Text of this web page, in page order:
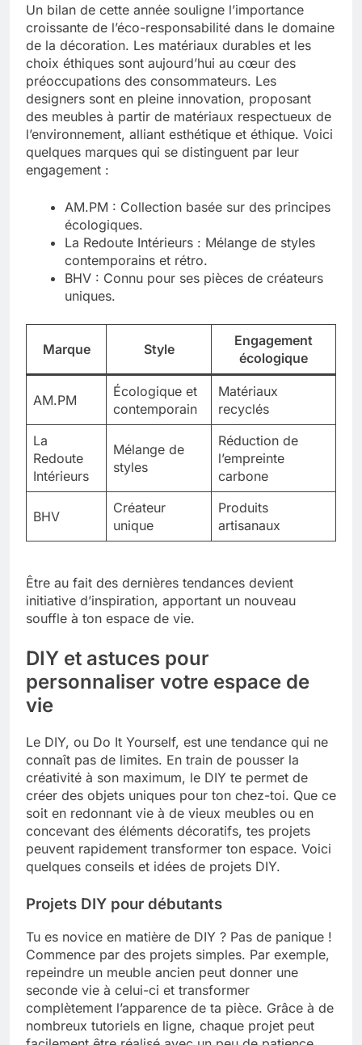
Un bilan de cette année souligne l’importance
croissante de l’éco-responsabilité dans le domaine
de la décoration. Les matériaux durables et les
choix éthiques sont aujourd’hui au cœur des
préoccupations des consommateurs. Les
designers sont en pleine innovation, proposant
des meubles à partir de matériaux respectueux de
l’environnement, alliant esthétique et éthique. Voici
quelques marques qui se distinguent par leur
engagement :
AM.PM : Collection basée sur des principes
écologiques.
La Redoute Intérieurs : Mélange de styles
contemporains et rétro.
BHV : Connu pour ses pièces de créateurs
uniques.
Marque Style
Engagement
écologique
AM.PM
Écologique et
contemporain
Matériaux
recyclés
La
Redoute
Intérieurs
Mélange de
styles
Réduction de
l’empreinte
carbone
BHV
Créateur
unique
Produits
artisanaux
Être au fait des dernières tendances devient
initiative d’inspiration, apportant un nouveau
souffle à ton espace de vie.
DIY et astuces pour
personnaliser votre espace de
vie
Le DIY, ou Do It Yourself, est une tendance qui ne
connaît pas de limites. En train de pousser la
créativité à son maximum, le DIY te permet de
créer des objets uniques pour ton chez-toi. Que ce
soit en redonnant vie à de vieux meubles ou en
concevant des éléments décoratifs, tes projets
peuvent rapidement transformer ton espace. Voici
quelques conseils et idées de projets DIY.
Projets DIY pour débutants
Tu es novice en matière de DIY ? Pas de panique !
Commence par des projets simples. Par exemple,
repeindre un meuble ancien peut donner une
seconde vie à celui-ci et transformer
complètement l’apparence de ta pièce. Grâce à de
nombreux tutoriels en ligne, chaque projet peut